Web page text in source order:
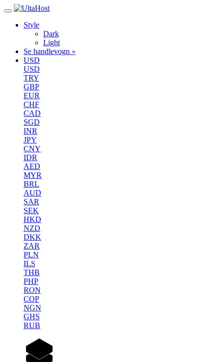
Style
Dark
Light
Se handlevogn »
USD
USD
TRY
GBP
EUR
CHF
CAD
SGD
INR
JPY
CNY
IDR
AED
MYR
BRL
AUD
SAR
SEK
HKD
NZD
DKK
ZAR
PLN
ILS
THB
PHP
RON
COP
NGN
GHS
RUB